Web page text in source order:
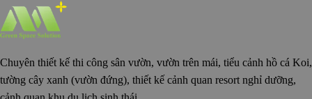
Chuyên thiết kế thi công sân vườn, vườn trên mái, tiểu cảnh hồ cá Koi,
tường cây xanh (vườn đứng), thiết kế cảnh quan resort nghỉ dưỡng,